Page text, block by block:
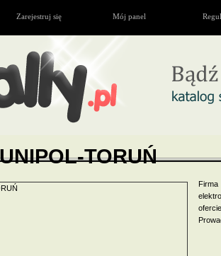
Zarejestruj się Mój panel
TORUŃ